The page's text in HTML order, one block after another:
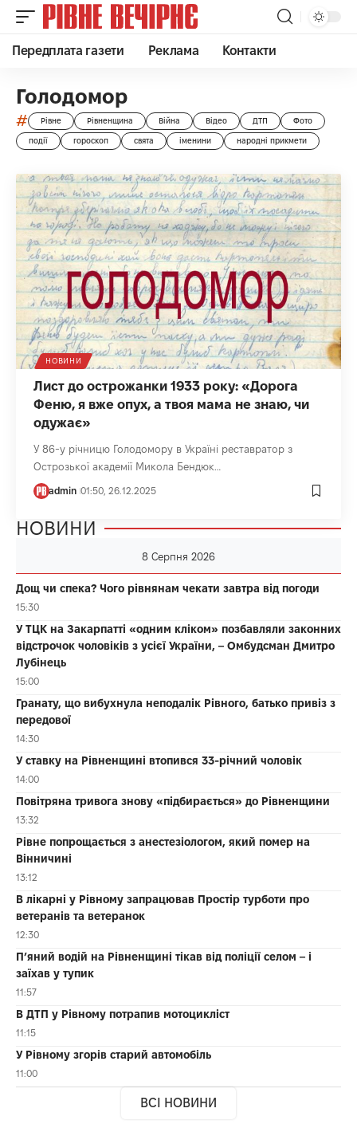
Передплата газети Реклама Контакти
Голодомор
# Рівне Рівненщина Війна Відео ДТП Фото
події гороскоп свята іменини народні прикмети
НОВИНИ
Лист до острожанки 1933 року: «Дорога
Феню, я вже опух, а твоя мама не знаю, чи
одужає»
У 86-у річницю Голодомору в Україні реставратор з
Острозької академії Микола Бендюк…
admin 01:50, 26.12.2025
НОВИНИ
8 Серпня 2026
Дощ чи спека? Чого рівнянам чекати завтра від погоди
15:30
У ТЦК на Закарпатті «одним кліком» позбавляли законних
відстрочок чоловіків з усієї України, – Омбудсман Дмитро
Лубінець
15:00
Гранату, що вибухнула неподалік Рівного, батько привіз з
передової
14:30
У ставку на Рівненщині втопився 33-річний чоловік
14:00
Повітряна тривога знову «підбирається» до Рівненщини
13:32
Рівне попрощається з анестезіологом, який помер на
Вінничині
13:12
В лікарні у Рівному запрацював Простір турботи про
ветеранів та ветеранок
12:30
П’яний водій на Рівненщині тікав від поліції селом – і
заїхав у тупик
11:57
В ДТП у Рівному потрапив мотоцикліст
11:15
У Рівному згорів старий автомобіль
11:00
ВСІ НОВИНИ